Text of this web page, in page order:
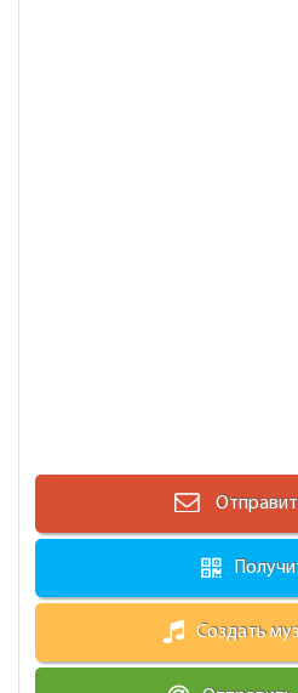
Создать